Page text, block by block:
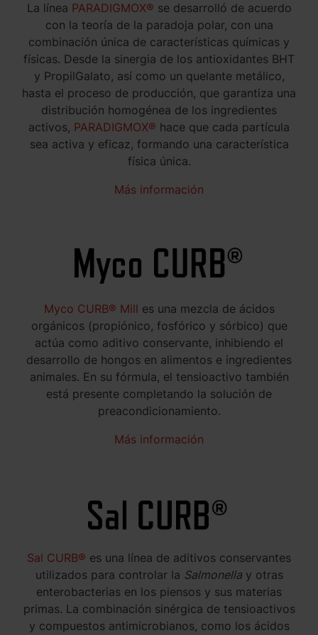
La línea PARADIGMOX® se desarrolló de acuerdo
con la teoría de la paradoja polar, con una
combinación única de características químicas y
físicas. Desde la sinergia de los antioxidantes BHT
y PropilGalato, así como un quelante metálico,
hasta el proceso de producción, que garantiza una
distribución homogénea de los ingredientes
activos, PARADIGMOX® hace que cada partícula
sea activa y eficaz, formando una característica
física única.
Más información
Myco CURB® Mill es una mezcla de ácidos
orgánicos (propiónico, fosfórico y sórbico) que
actúa como aditivo conservante, inhibiendo el
desarrollo de hongos en alimentos e ingredientes
animales. En su fórmula, el tensioactivo también
está presente completando la solución de
preacondicionamiento.
Más información
Sal CURB® es una línea de aditivos conservantes
utilizados para controlar la Salmonellay otras
enterobacterias en los piensos y sus materias
primas. La combinación sinérgica de tensioactivos
y compuestos antimicrobianos, como los ácidos